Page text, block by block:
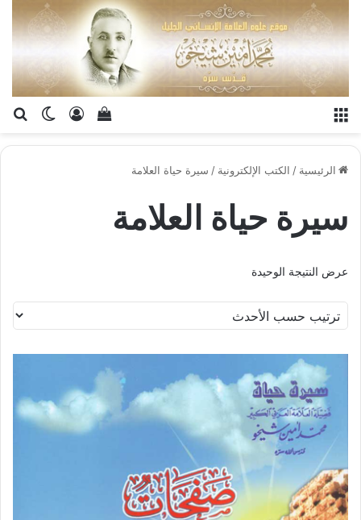
الوضعتسجيل
إستعراض سلة
الرئيسية / الكتب الإلكترونية / سيرة حياة العلامة
سيرة حياة العلامة
عرض النتيجة الوحيدة